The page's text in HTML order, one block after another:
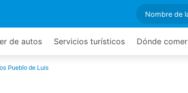
de autos Servicios turísticos Dónde comer
Pueblo de Luis